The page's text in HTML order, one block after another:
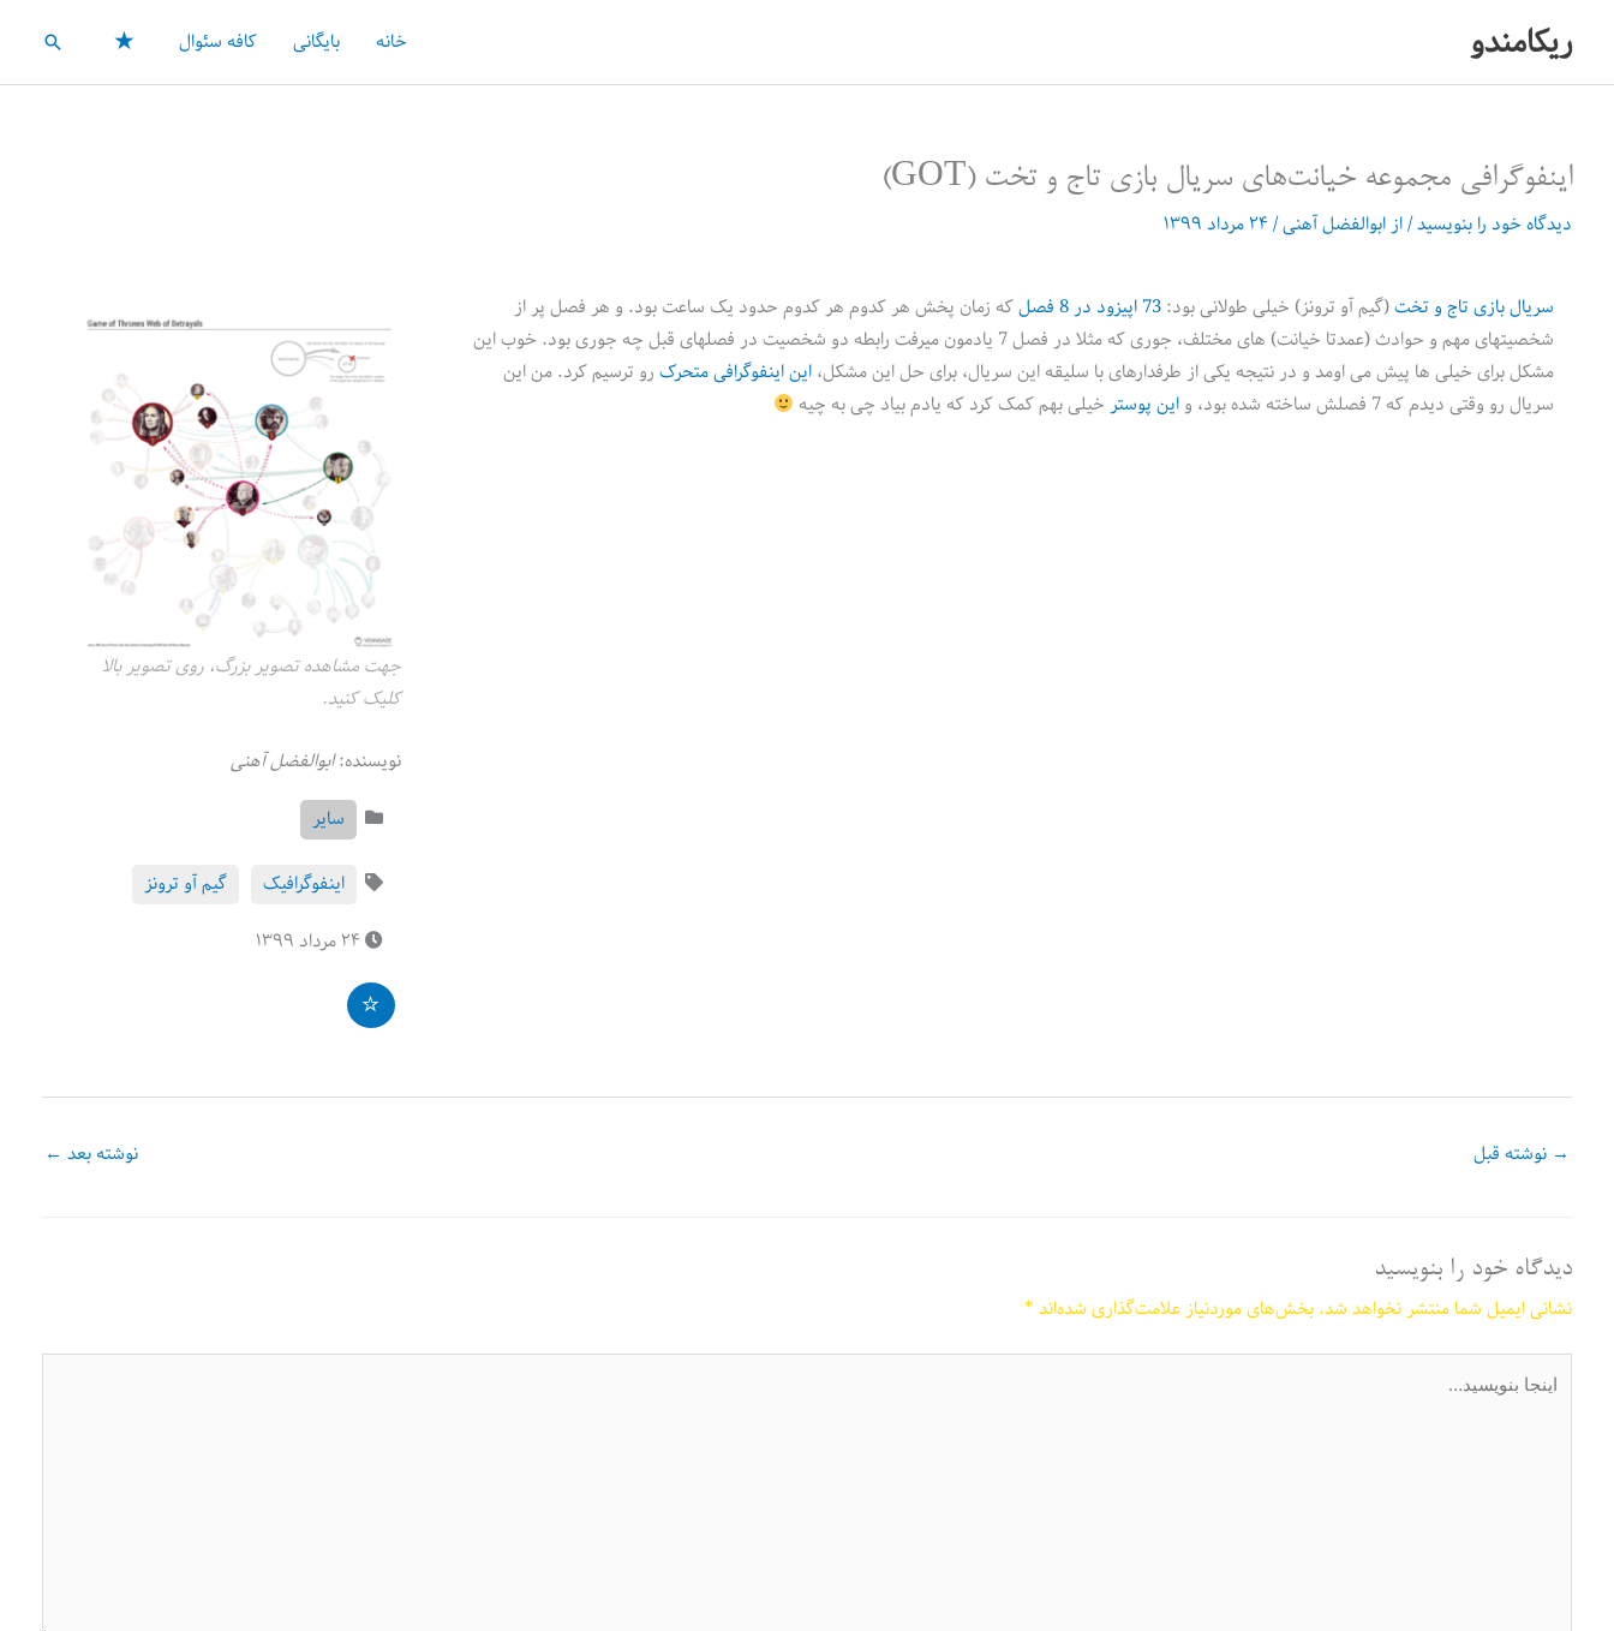
محتوا
ریکامندو خانه بایگانی کافه سئوال ★ جستجو
اینفوگرافی مجموعه‌ خیانت‌های سریال بازی تاج و تخت (GOT)
دیدگاه‌ خود را بنویسید/ ازابوالفضل آهنی/۲۴ مرداد ۱۳۹۹
سریال بازی تاج و تخت(گیم آو ترونز) خیلی طولانی بود:73 اپیزود در 8 فصل
که زمان پخش هر کدوم هر کدوم حدود یک ساعت بود. و هر فصل پر از
شخصیتهای مهم و حوادث (عمدتا خیانت) های مختلف، جوری که مثلا در فصل 7 یادمون میرفت رابطه دو شخصیت در فصلهای قبل چه جوری بود. خوب این
مشکل برای خیلی ها پیش می اومد و در نتیجه یکی از طرفدارهای با سلیقه این سریال، برای حل این مشکل،این اینفوگرافی متحرکرو ترسیم کرد. من این
سریال رو وقتی دیدم که 7 فصلش ساخته شده بود، و
این پوسترخیلی بهم کمک کرد که یادم بیاد چی به چیه
جهت مشاهده تصویر بزرگ، روی تصویر بالا
کلیک کنید.
نویسنده:ابوالفضل آهنی
سایر
اینفوگرافیک
گیم آو ترونز
→ نوشته قبل نوشته بعد ←
دیدگاه‌ خود را بنویسید
نشانی ایمیل شما منتشر نخواهد شد.بخش‌های موردنیاز علامت‌گذاری شده‌اند*
بنویسید…